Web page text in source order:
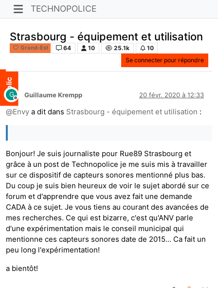
TECHNOPOLICE
Strasbourg - équipement et utilisation
Grand-Est 64 10 25.1k
10
Se connecter pour répondre
G
Hors-ligne
Guillaume Krempp 20 févr. 2020 à 12:33
@Envy a dit dans Strasbourg - équipement et utilisation :
Bonjour! Je suis journaliste pour Rue89 Strasbourg et
grâce à un post de Technopolice je me suis mis à travailler
sur ce dispositif de capteurs sonores mentionné plus bas.
Du coup je suis bien heureux de voir le sujet abordé sur ce
forum et d'apprendre que vous avez fait une demande
CADA à ce sujet. Je vous tiens au courant des avancées de
mes recherches. Ce qui est bizarre, c'est qu'ANV parle
d'une expérimentation mais le conseil municipal qui
mentionne ces capteurs sonores date de 2015... Ca fait un
peu long l'expérimentation!
a bientôt!